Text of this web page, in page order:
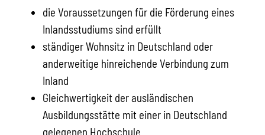
die Voraussetzungen für die Förderung eines
Inlandsstudiums sind erfüllt
ständiger Wohnsitz in Deutschland oder
anderweitige hinreichende Verbindung zum
Inland
Gleichwertigkeit der ausländischen
Ausbildungsstätte mit einer in Deutschland
gelegenen Hochschule